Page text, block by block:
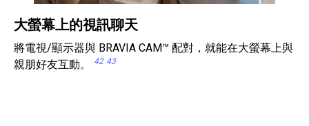
大螢幕上的視訊聊天
將電視/顯示器與 BRAVIA CAM™ 配對，就能在大螢幕上與
親朋好友互動。
42 43